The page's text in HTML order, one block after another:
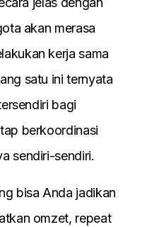
akan merasa
kerja sama
satu ini ternyata
bagi
berkoordinasi
sendiri-sendiri.
bisa Anda jadikan
omzet, repeat